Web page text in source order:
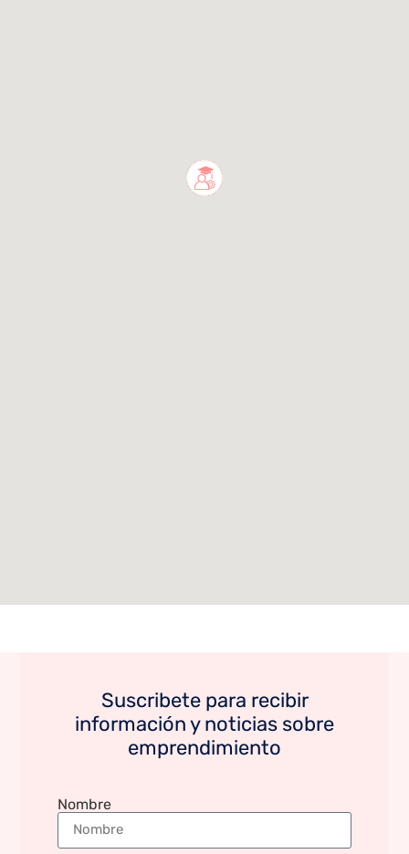
Suscribete para recibir
información y noticias sobre
emprendimiento
Nombre